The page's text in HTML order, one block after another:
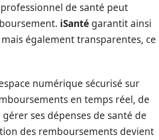
de santé peut
iSanté garantit ainsi
également transparentes, ce
numérique sécurisé sur
en temps réel, de
ses dépenses de santé de
des remboursements devient